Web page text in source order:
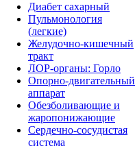
Диабет сахарный
Пульмонология
(легкие)
Желудочно-кишечный
тракт
ЛОР-органы: Горло
Опорно-двигательный
аппарат
Обезболивающие и
жаропонижающие
Сердечно-сосудистая
система